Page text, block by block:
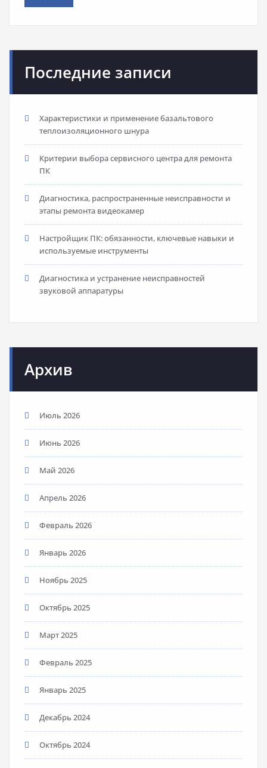
Последние записи
Характеристики и применение базальтового
теплоизоляционного шнура
Критерии выбора сервисного центра для ремонта
ПК
Диагностика, распространенные неисправности и
этапы ремонта видеокамер
Настройщик ПК: обязанности, ключевые навыки и
используемые инструменты
Диагностика и устранение неисправностей
звуковой аппаратуры
Архив
Июль 2026
Июнь 2026
Май 2026
Апрель 2026
Февраль 2026
Январь 2026
Ноябрь 2025
Октябрь 2025
Март 2025
Февраль 2025
Январь 2025
Декабрь 2024
Октябрь 2024